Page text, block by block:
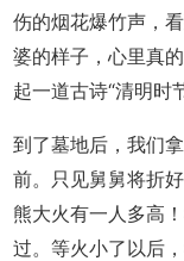
伤的烟花爆竹声，
婆的样子，心里真
起一道古诗“清明时
到了墓地后，我们
前。只见舅舅将折
熊大火有一人多高
过。等火小了以后